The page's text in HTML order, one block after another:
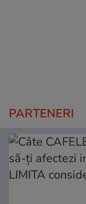
PARTENERI